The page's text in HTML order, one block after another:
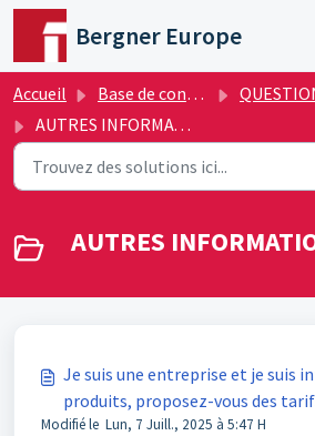
Passer au contenu principal
Bergner Europe
Accueil Base de connaissances
QUESTIONS
AUTRES INFORMATIONS
AUTRES
Je suis une entreprise et je suis
produits, proposez-vous des
Modifié le Lun, 7 Juill., 2025 à 5:47 H